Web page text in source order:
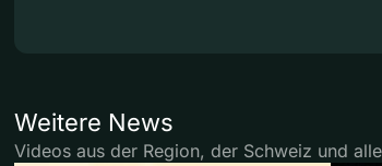
Weitere News
Videos aus der Region, der Schweiz und